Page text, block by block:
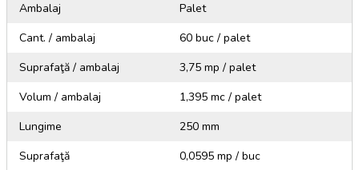
Ambalaj
Palet
Cant. / ambalaj
60 buc / palet
Suprafaţă / ambalaj
3,75 mp / palet
Volum / ambalaj
1,395 mc / palet
Lungime
250 mm
Suprafaţă
0,0595 mp / buc